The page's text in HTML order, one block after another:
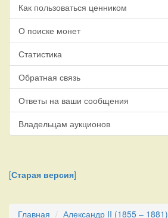
Как пользоваться ценником
О поиске монет
Статистика
Обратная связь
Ответы на ваши сообщения
Владельцам аукционов
[Старая версия]
Главная Александр II (1855 – 1881)